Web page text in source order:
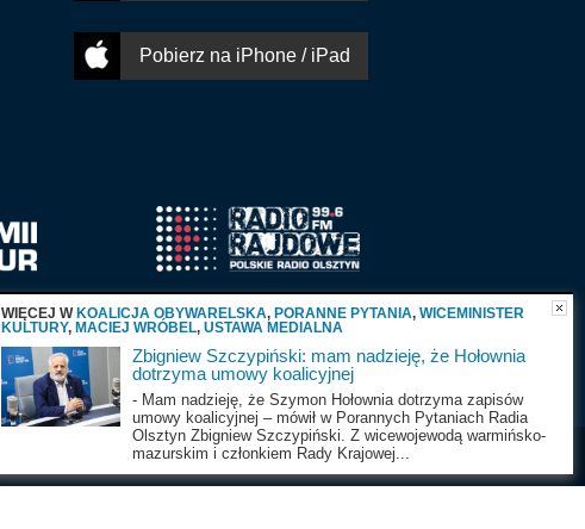
Pobierz na iPhone / iPad
Wszystkie prawa zastrzeżone
WIĘCEJ W KOALICJA OBYWARELSKA, PORANNE PYTANIA, WICEMINISTER
KULTURY, MACIEJ WRÓBEL, USTAWA MEDIALNA
Zbigniew Szczypiński: mam nadzieję, że Hołownia
dotrzyma umowy koalicyjnej
- Mam nadzieję, że Szymon Hołownia dotrzyma zapisów
umowy koalicyjnej – mówił w Porannych Pytaniach Radia
Olsztyn Zbigniew Szczypiński. Z wicewojewodą warmińsko-
mazurskim i członkiem Rady Krajowej...